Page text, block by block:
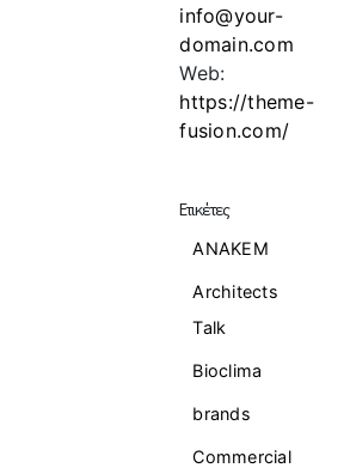
info@your-
domain.com
Web:
https://theme-
fusion.com/
Ετικέτες
ANAKEM
Architects
Talk
Bioclima
brands
Commercial